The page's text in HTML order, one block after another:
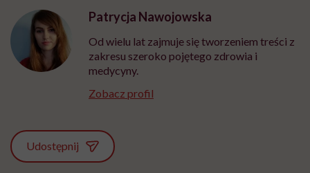
Patrycja Nawojowska
Od wielu lat zajmuje się tworzeniem treści z
zakresu szeroko pojętego zdrowia i
medycyny.
Zobacz profil
Udostępnij